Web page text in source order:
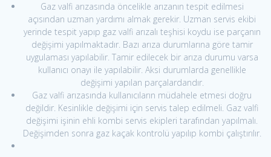
Gaz valfi arızasında öncelikle arızanın tespit edilmesi
açısından uzman yardımı almak gerekir. Uzman servis ekibi
yerinde tespit yapıp gaz valfi arızalı teşhisi koydu ise parçanın
değişimi yapılmaktadır. Bazı arıza durumlarına göre tamir
uygulaması yapılabilir. Tamir edilecek bir arıza durumu varsa
kullanıcı onayı ile yapılabilir. Aksi durumlarda genellikle
değişimi yapılan parçalardandır.
Gaz valfi arızasında kullanıcıların müdahele etmesi doğru
değildir. Kesinlikle değişimi için servis talep edilmeli. Gaz valfi
değişimi işinin ehli kombi servis ekipleri tarafından yapılmalı.
Değişimden sonra gaz kaçak kontrolü yapılıp kombi çalıştırılır.